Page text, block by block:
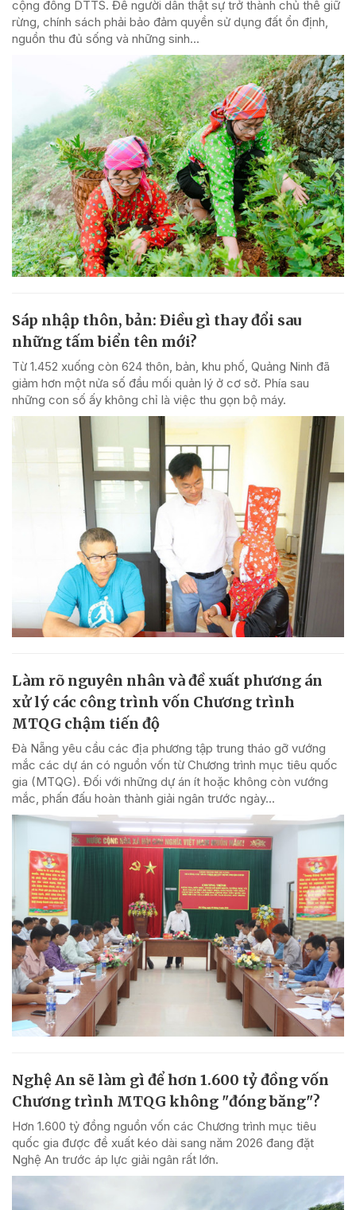
cộng đồng DTTS. Để người dân thật sự trở thành chủ thể giữ
rừng, chính sách phải bảo đảm quyền sử dụng đất ổn định,
nguồn thu đủ sống và những sinh...
Sáp nhập thôn, bản: Điều gì thay đổi sau
những tấm biển tên mới?
Từ 1.452 xuống còn 624 thôn, bản, khu phố, Quảng Ninh đã
giảm hơn một nửa số đầu mối quản lý ở cơ sở. Phía sau
những con số ấy không chỉ là việc thu gọn bộ máy.
Làm rõ nguyên nhân và đề xuất phương án
xử lý các công trình vốn Chương trình
MTQG chậm tiến độ
Đà Nẵng yêu cầu các địa phương tập trung tháo gỡ vướng
mắc các dự án có nguồn vốn từ Chương trình mục tiêu quốc
gia (MTQG). Đối với những dự án ít hoặc không còn vướng
mắc, phấn đấu hoàn thành giải ngân trước ngày...
Nghệ An sẽ làm gì để hơn 1.600 tỷ đồng vốn
Chương trình MTQG không "đóng băng"?
Hơn 1.600 tỷ đồng nguồn vốn các Chương trình mục tiêu
quốc gia được đề xuất kéo dài sang năm 2026 đang đặt
Nghệ An trước áp lực giải ngân rất lớn.